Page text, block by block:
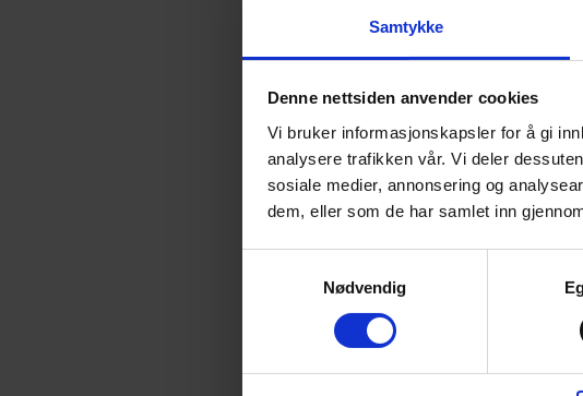
Samtykke
Denne nettsiden anvender cookies
Vi bruker informasjonskapsler for å gi
analysere trafikken vår. Vi deler
sosiale medier, annonsering og
dem, eller som de har samlet inn
Nødvendig